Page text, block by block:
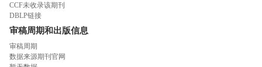
CCF未收录该期刊
DBLP链接
审稿周期和出版信息
审稿周期
数据来源期刊官网